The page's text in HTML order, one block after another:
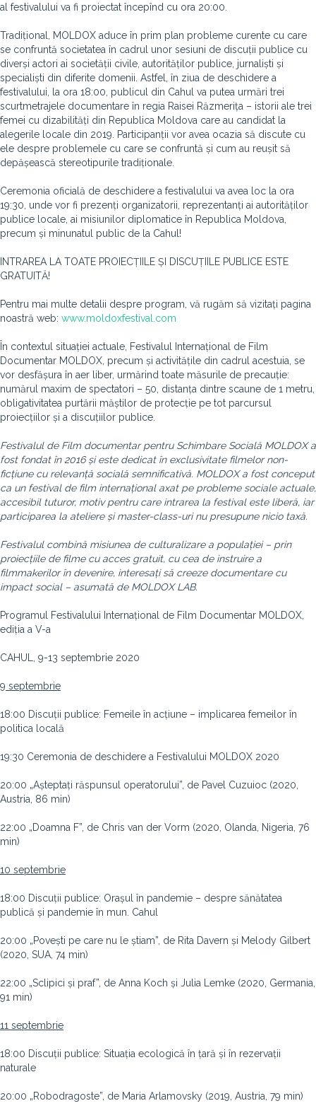
al festivalului va fi proiectat începînd cu ora 20:00.
Tradițional, MOLDOX aduce în prim plan probleme curente cu care
se confruntă societatea în cadrul unor sesiuni de discuții publice cu
diverși actori ai societății civile, autorităților publice, jurnaliști și
specialiști din diferite domenii. Astfel, în ziua de deschidere a
festivalului, la ora 18:00, publicul din Cahul va putea urmări trei
scurtmetrajele documentare în regia Raisei Răzmerița – istorii ale trei
femei cu dizabilități din Republica Moldova care au candidat la
alegerile locale din 2019. Participanții vor avea ocazia să discute cu
ele despre problemele cu care se confruntă și cum au reușit să
depășească stereotipurile tradiționale.
Ceremonia oficială de deschidere a festivalului va avea loc la ora
19:30, unde vor fi prezenți organizatorii, reprezentanți ai autorităților
publice locale, ai misiunilor diplomatice în Republica Moldova,
precum și minunatul public de la Cahul!
INTRAREA LA TOATE PROIECȚIILE ȘI DISCUȚIILE PUBLICE ESTE
GRATUITĂ!
Pentru mai multe detalii despre program, vă rugăm să vizitați pagina
noastră web: www.moldoxfestival.com
În contextul situației actuale, Festivalul Internațional de Film
Documentar MOLDOX, precum și activitățile din cadrul acestuia, se
vor desfășura în aer liber, urmărind toate măsurile de precauție:
numărul maxim de spectatori – 50, distanța dintre scaune de 1 metru,
obligativitatea purtării măștilor de protecție pe tot parcursul
proiecțiilor și a discuțiilor publice.
Festivalul de Film documentar pentru Schimbare Socială MOLDOX a
fost fondat în 2016 și este dedicat în exclusivitate filmelor non-
ficțiune cu relevanță socială semnificativă. MOLDOX a fost conceput
ca un festival de film internațional axat pe probleme sociale actuale,
accesibil tuturor, motiv pentru care intrarea la festival este liberă, iar
participarea la ateliere și master-class-uri nu presupune nicio taxă.
Festivalul combină misiunea de culturalizare a populației – prin
proiecțiile de filme cu acces gratuit, cu cea de instruire a
filmmakerilor în devenire, interesați să creeze documentare cu
impact social – asumată de MOLDOX LAB.
Programul Festivalului Internațional de Film Documentar MOLDOX,
ediția a V-a
CAHUL, 9-13 septembrie 2020
9 septembrie
18:00 Discuții publice: Femeile în acțiune – implicarea femeilor în
politica locală
19:30 Ceremonia de deschidere a Festivalului MOLDOX 2020
20:00 „Așteptați răspunsul operatorului”, de Pavel Cuzuioc (2020,
Austria, 86 min)
22:00 „Doamna F”, de Chris van der Vorm (2020, Olanda, Nigeria, 76
min)
10 septembrie
18:00 Discuții publice: Orașul în pandemie – despre sănătatea
publică și pandemie în mun. Cahul
20:00 „Povești pe care nu le știam”, de Rita Davern și Melody Gilbert
(2020, SUA, 74 min)
22:00 „Sclipici și praf”, de Anna Koch și Julia Lemke (2020, Germania,
91 min)
11 septembrie
18:00 Discuții publice: Situația ecologică în țară și în rezervații
naturale
20:00 „Robodragoste”, de Maria Arlamovsky (2019, Austria, 79 min)